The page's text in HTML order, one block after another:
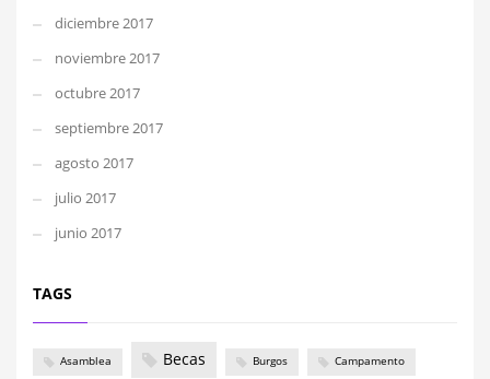
diciembre 2017
noviembre 2017
octubre 2017
septiembre 2017
agosto 2017
julio 2017
junio 2017
TAGS
Asamblea Becas Burgos Campamento